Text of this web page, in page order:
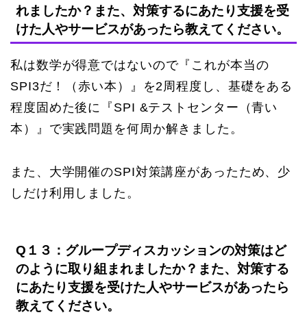
れましたか？また、対策するにあたり支援を受
けた人やサービスがあったら教えてください。
私は数学が得意ではないので『これが本当の
SPI3だ！（赤い本）』を2周程度し、基礎をある
程度固めた後に『SPI &テストセンター（青い
本）』で実践問題を何周か解きました。
また、大学開催のSPI対策講座があったため、少
しだけ利用しました。
Q１３：グループディスカッションの対策はど
のように取り組まれましたか？また、対策する
にあたり支援を受けた人やサービスがあったら
教えてください。